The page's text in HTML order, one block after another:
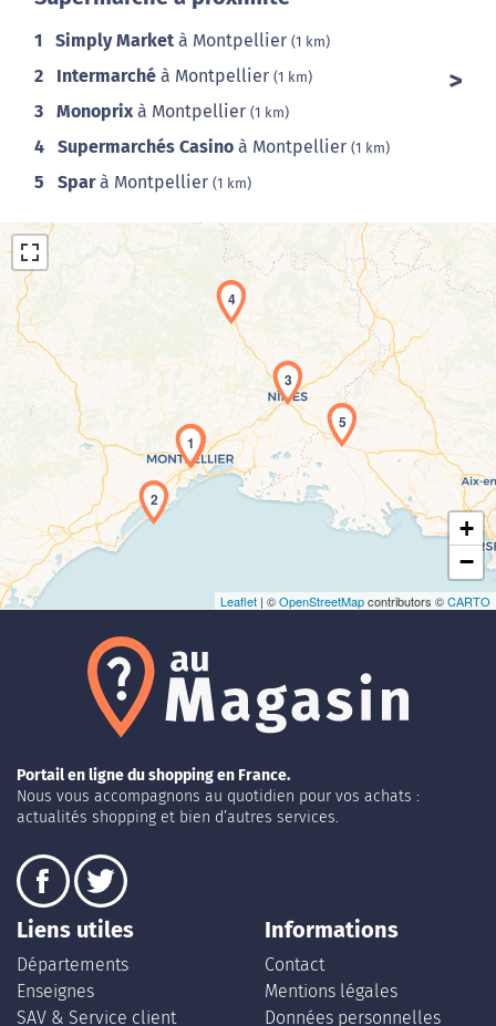
1 Simply Market à Montpellier (1 km)
2 Intermarché à Montpellier (1 km)
3 Monoprix à Montpellier (1 km)
4 Supermarchés Casino à Montpellier (1 km)
5 Sparà Montpellier (1 km)
Chargement de la carte en cours...
1
2
3
4
5
+
−
Leaflet | ©OpenStreetMapcontributors ©CARTO
Portail en ligne du shopping en France.
Nous vous accompagnons au quotidien pour vos achats :
actualités shopping et bien d’autres services.
Liens utiles
Départements
Enseignes
SAV & Service client
Informations
Contact
Mentions légales
Données personnelles